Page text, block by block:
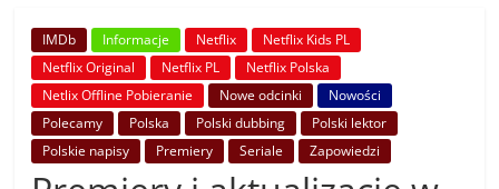
IMDb Informacje Netflix
Netflix Kids PL
Netflix Original
Netflix PL
Netflix Polska
Netlix Offline Pobieranie
Nowe odcinki
Nowości
Polecamy
Polska Polski dubbing
Polski lektor
Polskie napisy
Premiery Seriale Zapowiedzi